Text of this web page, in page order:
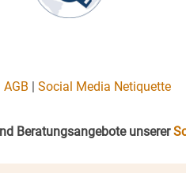
|AGB |Social Media Netiquette
Beratungsangebote unserer